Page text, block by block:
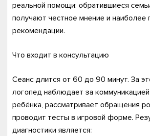
реальной помощи: обратившиеся
получают честное мнение и наиболее
рекомендации.
Что входит в консультацию
Сеанс длится от 60 до 90 минут. За
логопед наблюдает за
ребёнка, рассматривает обращения
проводит тесты в игровой форме.
диагностики является: